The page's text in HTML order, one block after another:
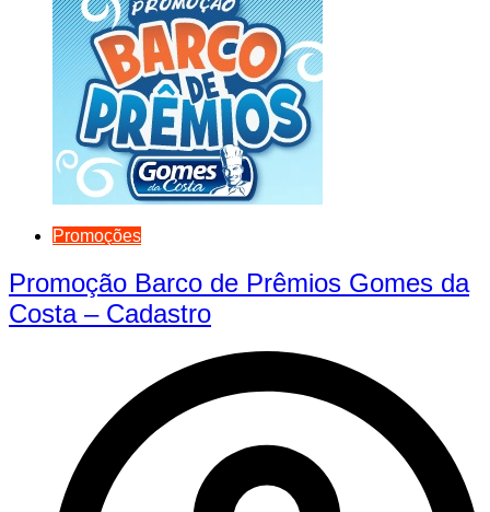
Promoções
Promoção Barco de Prêmios Gomes da
Costa – Cadastro